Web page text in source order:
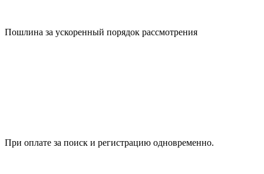
Пошлина за ускоренный порядок рассмотрения
При оплате за поиск и регистрацию одновременно.